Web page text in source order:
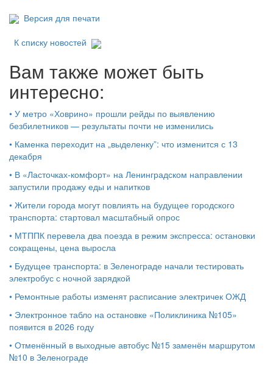
Версия для печати
К списку новостей
Вам также может быть
интересно:
• У метро «Ховрино» прошли рейды по выявлению
безбилетников — результаты почти не изменились
• Каменка переходит на „выделенку”: что изменится с 13
декабря
• В «Ласточках‑комфорт» на Ленинградском направлении
запустили продажу еды и напитков
• Жители города могут повлиять на будущее городского
транспорта: стартовал масштабный опрос
• МТППК перевела два поезда в режим экспресса: остановки
сокращены, цена выросла
• Будущее транспорта: в Зеленограде начали тестировать
электробус с ночной зарядкой
• Ремонтные работы изменят расписание электричек ОЖД
• Электронное табло на остановке «Поликлиника №105»
появится в 2026 году
• Отменённый в выходные автобус №15 заменён маршрутом
№10 в Зеленограде